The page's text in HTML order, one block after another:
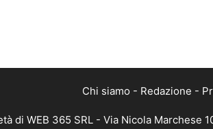
Chi siamo - Redazione -
di WEB 365 SRL - Via Nicola Marchese